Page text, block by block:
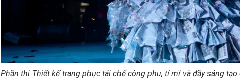
Phần thi Thiết kế trang phục tái chế công phu, tỉ mỉ và đầy sáng